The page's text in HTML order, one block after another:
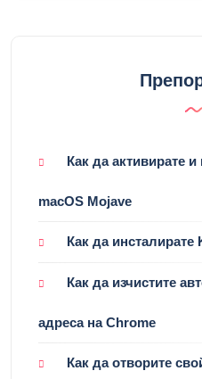
Как да активирате
macOS Mojave
Как да инсталирате
Как да изчистите
адреса на Chrome
Как да отворите